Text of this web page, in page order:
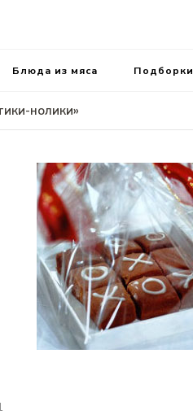
Блюда из мяса Подборки
нолики»